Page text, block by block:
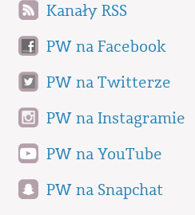
Kanały RSS
PW na Facebook
PW na Twitterze
PW na Instagramie
PW na YouTube
PW na Snapchat